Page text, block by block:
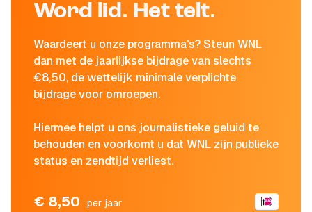
Word lid. Het telt.
Waardeert u onze programma's? Steun WNL
dan met de jaarlijkse bijdrage van slechts
€8,50, de wettelijk minimale verplichte
bijdrage voor omroepen.
Hiermee helpt u ons journalistieke geluid te
behouden en voorkomt u dat WNL zijn publieke
status en zendtijd verliest.
€ 8,50 per jaar